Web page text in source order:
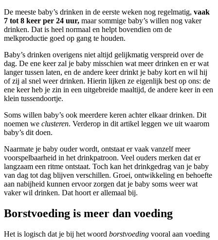
De meeste baby’s drinken in de eerste weken nog regelmatig, vaak
7 tot 8 keer per 24 uur, maar sommige baby’s willen nog vaker
drinken. Dat is heel normaal en helpt bovendien om de
melkproductie goed op gang te houden.
Baby’s drinken overigens niet altijd gelijkmatig verspreid over de
dag. De ene keer zal je baby misschien wat meer drinken en er wat
langer tussen laten, en de andere keer drinkt je baby kort en wil hij
of zij al snel weer drinken. Hierin lijken ze eigenlijk best op ons: de
ene keer heb je zin in een uitgebreide maaltijd, de andere keer in een
klein tussendoortje.
Soms willen baby’s ook meerdere keren achter elkaar drinken. Dit
noemen we clusteren. Verderop in dit artikel leggen we uit waarom
baby’s dit doen.
Naarmate je baby ouder wordt, ontstaat er vaak vanzelf meer
voorspelbaarheid in het drinkpatroon. Veel ouders merken dat er
langzaam een ritme ontstaat. Toch kan het drinkgedrag van je baby
van dag tot dag blijven verschillen. Groei, ontwikkeling en behoefte
aan nabijheid kunnen ervoor zorgen dat je baby soms weer wat
vaker wil drinken. Dat hoort er allemaal bij.
Borstvoeding is meer dan voeding
Het is logisch dat je bij het woord borstvoeding vooral aan voeding